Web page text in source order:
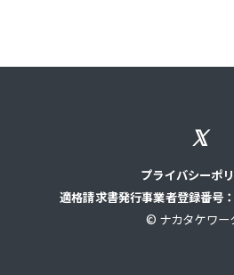
プライバシーポ
適格請求書発行事業者登録番
© ナカタケワー